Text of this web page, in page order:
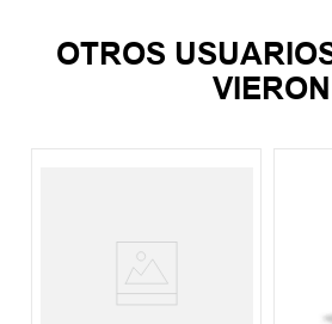
OTROS
VIERON